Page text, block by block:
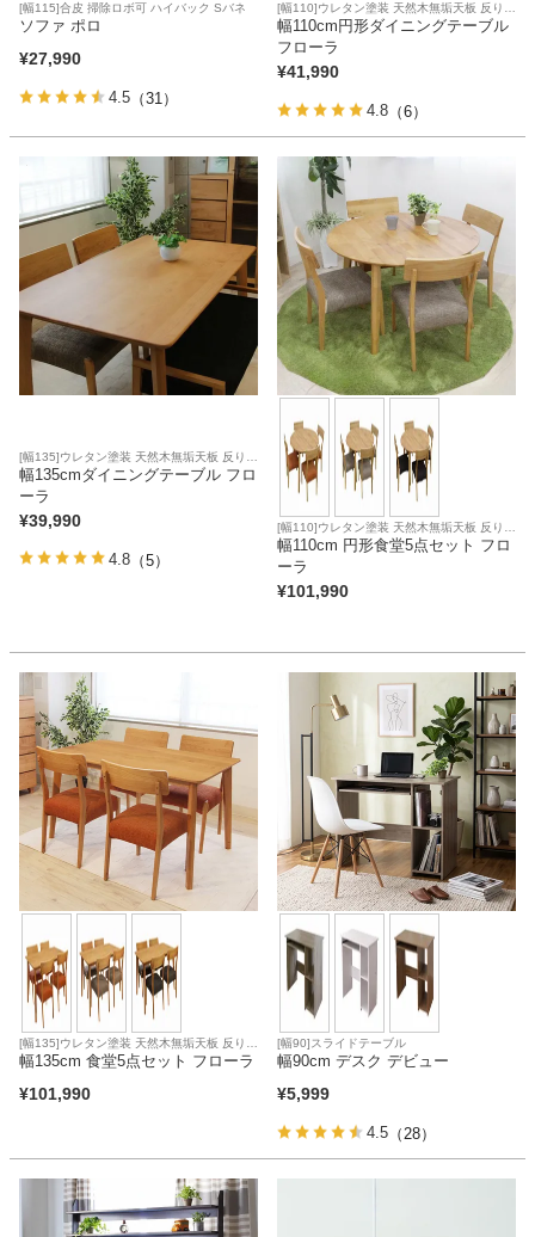
[幅115]合皮 掃除ロボ可 ハイバック Sバネ
ソファ ポロ
¥27,990
4.5 （31）
[幅110]ウレタン塗装 天然木無垢天板 反り止
め
幅110cm円形ダイニングテーブル
フローラ
¥41,990
4.8 （6）
[幅135]ウレタン塗装 天然木無垢天板 反り止
め
幅135cmダイニングテーブル フロ
ーラ
¥39,990
4.8 （5）
[幅110]ウレタン塗装 天然木無垢天板 反り止
め 合皮座面 ファブリック座面
幅110cm 円形食堂5点セット フロ
ーラ
¥101,990
[幅135]ウレタン塗装 天然木無垢天板 反り止
め 合皮座面 ファブリック座面
幅135cm 食堂5点セット フローラ
¥101,990
[幅90]スライドテーブル
幅90cm デスク デビュー
¥5,999
4.5 （28）